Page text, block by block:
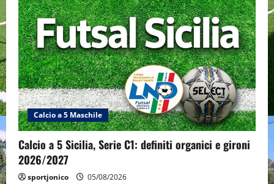
Calcio a 5 Maschile
Calcio a 5 Sicilia, Serie C1: definiti organici e gironi
2026/2027
sportjonico 05/08/2026